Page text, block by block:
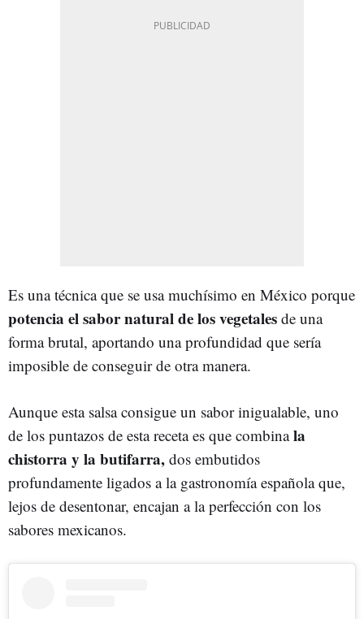
Es una técnica que se usa muchísimo en México porque
potencia el sabor natural de los vegetales de una
forma brutal, aportando una profundidad que sería
imposible de conseguir de otra manera.
Aunque esta salsa consigue un sabor inigualable, uno
de los puntazos de esta receta es que combinala
chistorra y la butifarra, dos embutidos
profundamente ligados a la gastronomía española que,
lejos de desentonar, encajan a la perfección con los
sabores mexicanos.